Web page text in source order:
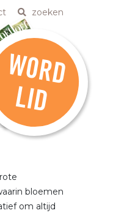
zoeken
W
O
R
D
L
ID
bloemen
om altijd